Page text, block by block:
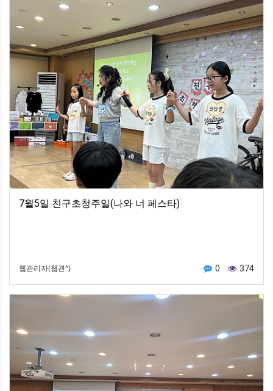
7월5일 친구초청주일(나와 너 페스타)
웹관리자(웹관*) 0 374